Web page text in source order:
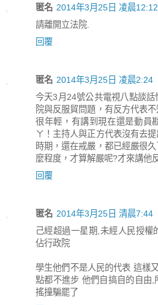
匿名 2014年3月25日 凌晨12:12
請離開立法院.
回覆
匿名 2014年3月25日 凌晨2:24
今天3月24號公共電視八點談
院與反服貿問題，有反方代表
很年輕，有講到現在還是動員
ㄚ！主持人與正方代表沒有去
時期，還在戒嚴，都已經嚴很
麼程度，才算解嚴呢?才來講他
回覆
匿名 2014年3月25日 清晨7:44
己經超過一星期,未經人民授權
佔行政院
學生他們不是人民的代表 這樣
點都不進步 他們自搞自的自由
搖撞騙罷了